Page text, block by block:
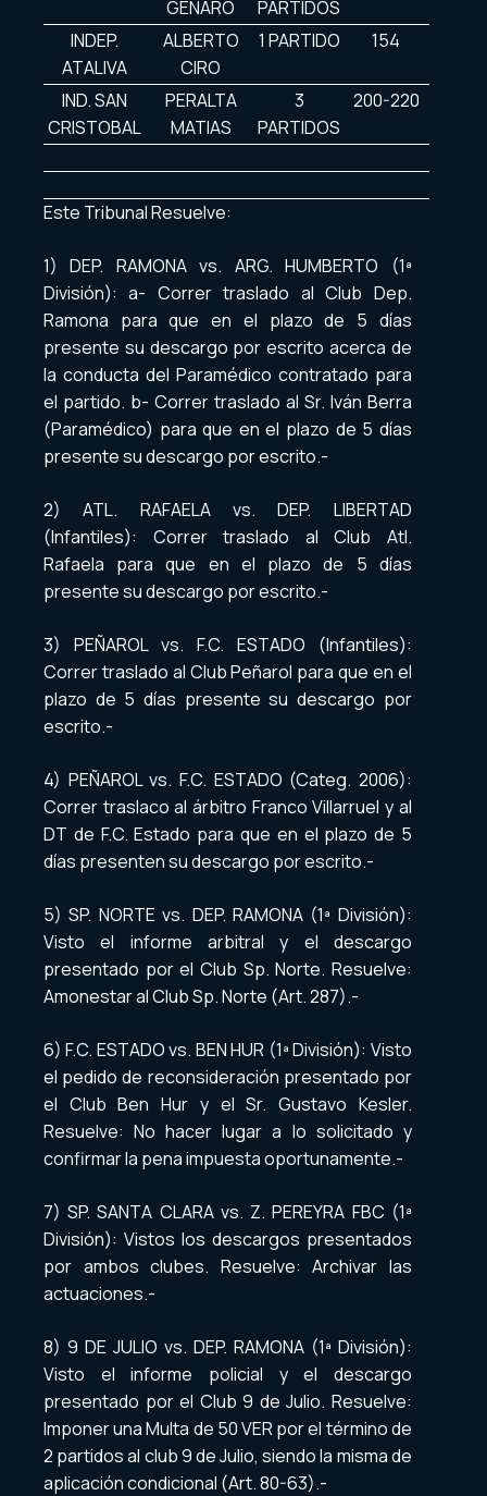
GENARO
PARTIDOS
INDEP.
ATALIVA
ALBERTO
CIRO
1 PARTIDO 154
IND. SAN
CRISTOBAL
PERALTA
MATIAS
3
PARTIDOS
200-220
Este Tribunal Resuelve:
1) DEP. RAMONA vs. ARG. HUMBERTO (1ª
División): a- Correr traslado al Club Dep.
Ramona para que en el plazo de 5 días
presente su descargo por escrito acerca de
la conducta del Paramédico contratado para
el partido. b- Correr traslado al Sr. Iván Berra
(Paramédico) para que en el plazo de 5 días
presente su descargo por escrito.-
2) ATL. RAFAELA vs. DEP. LIBERTAD
(Infantiles): Correr traslado al Club Atl.
Rafaela para que en el plazo de 5 días
presente su descargo por escrito.-
3) PEÑAROL vs. F.C. ESTADO (Infantiles):
Correr traslado al Club Peñarol para que en el
plazo de 5 días presente su descargo por
escrito.-
4) PEÑAROL vs. F.C. ESTADO (Categ. 2006):
Correr traslaco al árbitro Franco Villarruel y al
DT de F.C. Estado para que en el plazo de 5
días presenten su descargo por escrito.-
5) SP. NORTE vs. DEP. RAMONA (1ª División):
Visto el informe arbitral y el descargo
presentado por el Club Sp. Norte. Resuelve:
Amonestar al Club Sp. Norte (Art. 287).-
6) F.C. ESTADO vs. BEN HUR (1ª División): Visto
el pedido de reconsideración presentado por
el Club Ben Hur y el Sr. Gustavo Kesler.
Resuelve: No hacer lugar a lo solicitado y
confirmar la pena impuesta oportunamente.-
7) SP. SANTA CLARA vs. Z. PEREYRA FBC (1ª
División): Vistos los descargos presentados
por ambos clubes. Resuelve: Archivar las
actuaciones.-
8) 9 DE JULIO vs. DEP. RAMONA (1ª División):
Visto el informe policial y el descargo
presentado por el Club 9 de Julio. Resuelve:
Imponer una Multa de 50 VER por el término de
2 partidos al club 9 de Julio, siendo la misma de
aplicación condicional (Art. 80-63).-